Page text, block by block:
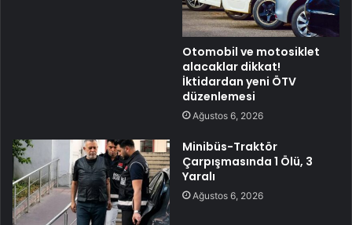
Otomobil ve motosiklet
alacaklar dikkat!
İktidardan yeni ÖTV
düzenlemesi
Ağustos 6, 2026
Minibüs-Traktör
Çarpışmasında 1 Ölü, 3
Yaralı
Ağustos 6, 2026